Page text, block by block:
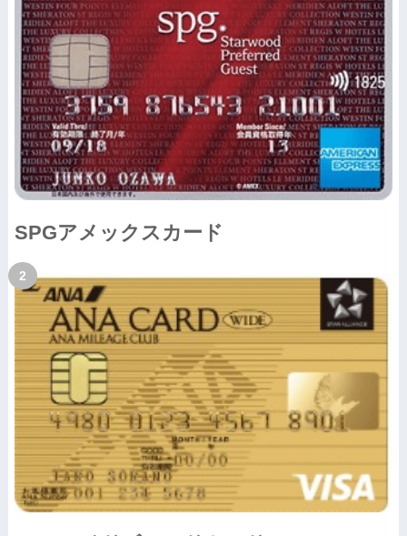
SPGアメックスカード